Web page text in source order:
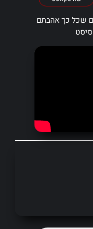
שכל כך אהבתם